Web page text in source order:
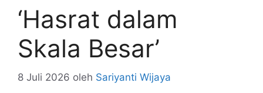
‘Hasrat dalam
Skala Besar’
8 Juli 2026 oleh Sariyanti Wijaya